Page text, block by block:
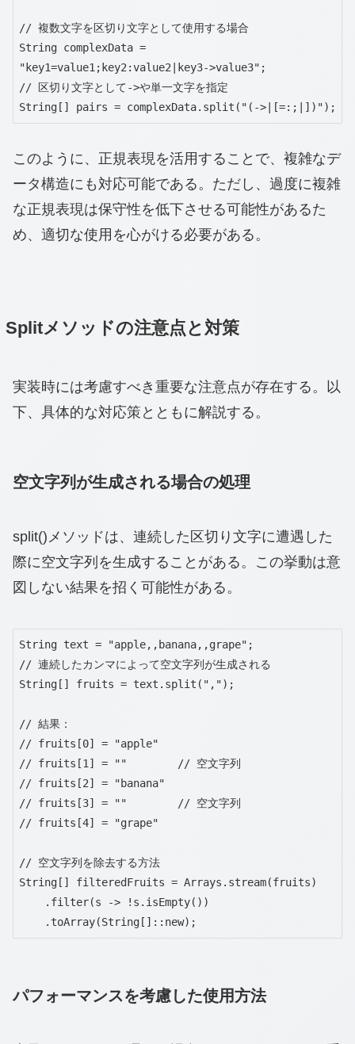
// 複数文字を区切り文字として使用する場合
String complexData =
"key1=value1;key2:value2|key3->value3";
// 区切り文字として->や単一文字を指定
String[] pairs = complexData.split("(->|[=:;|])");
このように、正規表現を活用することで、複雑なデ
ータ構造にも対応可能である。ただし、過度に複雑
な正規表現は保守性を低下させる可能性があるた
め、適切な使用を心がける必要がある。
Splitメソッドの注意点と対策
実装時には考慮すべき重要な注意点が存在する。以
下、具体的な対応策とともに解説する。
空文字列が生成される場合の処理
split()メソッドは、連続した区切り文字に遭遇した
際に空文字列を生成することがある。この挙動は意
図しない結果を招く可能性がある。
String text = "apple,,banana,,grape";
// 連続したカンマによって空文字列が生成される
String[] fruits = text.split(",");
// 結果：
// fruits[0] = "apple"
// fruits[1] = ""        // 空文字列
// fruits[2] = "banana"
// fruits[3] = ""        // 空文字列
// fruits[4] = "grape"
// 空文字列を除去する方法
String[] filteredFruits = Arrays.stream(fruits)
    .toArray(String[]::new);
パフォーマンスを考慮した使用方法